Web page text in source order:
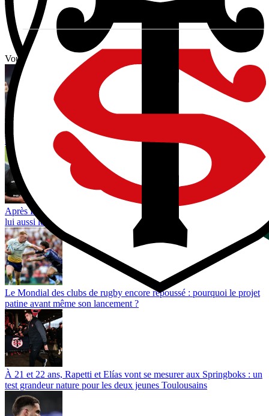
Vous avez tout lu ?
World Rugby limiterait les réunions entre arbitres et entraîneurs :
Steve Hansen redoute une montée de la méfiance avant 2027
Après Posolo Tuilagi, Preston Tekori, le fils de Joe Tekori, choisit
lui aussi le XV de France
Le Mondial des clubs de rugby encore repoussé : pourquoi le projet
patine avant même son lancement ?
À 21 et 22 ans, Rapetti et Elías vont se mesurer aux Springboks : un
test grandeur nature pour les deux jeunes Toulousains